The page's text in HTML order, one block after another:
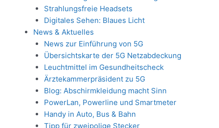
Strahlungsfreie Headsets
Digitales Sehen: Blaues Licht
News & Aktuelles
News zur Einführung von 5G
Übersichtskarte der 5G Netzabdeckung
Leuchtmittel im Gesundheitscheck
Ärztekammerpräsident zu 5G
Blog: Abschirmkleidung macht Sinn
PowerLan, Powerline und Smartmeter
Handy in Auto, Bus & Bahn
Tipp für zweipolige Stecker